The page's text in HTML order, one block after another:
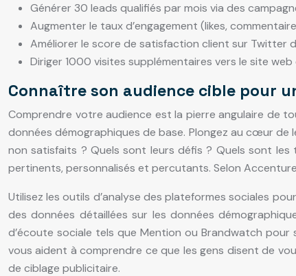
Générer 30 leads qualifiés par mois via des
Augmenter le taux d’engagement (likes,
Améliorer le score de satisfaction client sur Twitter
Diriger 1000 visites supplémentaires vers le site
Connaître son audience cible pour
Comprendre votre audience est la pierre angulaire de
données démographiques de base. Plongez au cœur
non satisfaits ? Quels sont leurs défis ? Quels sont
pertinents, personnalisés et percutants. Selon
Utilisez les outils d’analyse des plateformes sociales
des données détaillées sur les données
d’écoute sociale tels que Mention ou Brandwatch
vous aident à comprendre ce que les gens disent de
de ciblage publicitaire.